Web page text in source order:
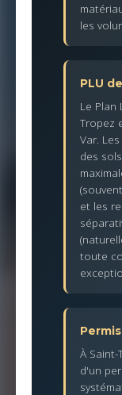
les
PLU
Le Plan
Tropez
Var.
des
et les
toute
À
d'un